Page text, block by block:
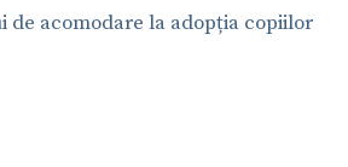
de acomodare la adopția copiilor